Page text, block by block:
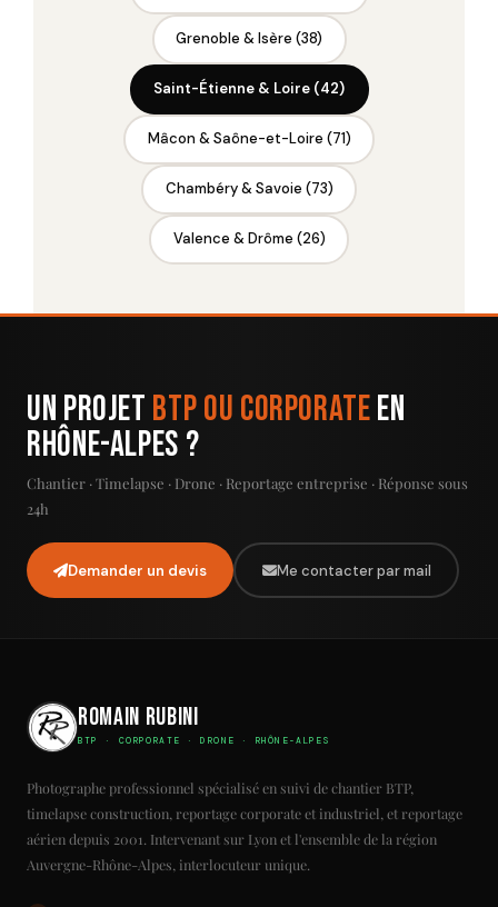
Grenoble & Isère (38)
Saint-Étienne & Loire (42)
Mâcon & Saône-et-Loire (71)
Chambéry & Savoie (73)
Valence & Drôme (26)
Un projet BTP ou Corporateen
Rhône-Alpes ?
Chantier · Timelapse · Drone · Reportage entreprise · Réponse sous
24h
Demander un devis Me contacter par mail
Romain Rubini
BTP · CORPORATE · DRONE · RHÔNE-ALPES
Photographe professionnel spécialisé en suivi de chantier BTP,
timelapse construction, reportage corporate et industriel, et reportage
aérien depuis 2001. Intervenant sur Lyon et l'ensemble de la région
Auvergne-Rhône-Alpes, interlocuteur unique.